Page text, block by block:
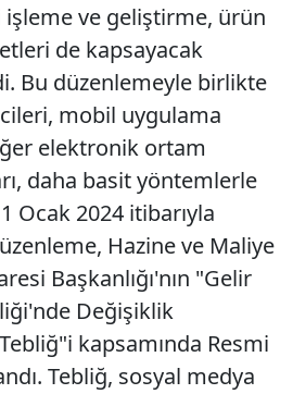
ve geliştirme, ürün
de kapsayacak
Bu düzenlemeyle birlikte
mobil uygulama
elektronik ortam
daha basit yöntemlerle
Ocak 2024 itibarıyla
Hazine ve Maliye
Başkanlığı'nın "Gelir
Değişiklik
kapsamında Resmi
Tebliğ, sosyal medya